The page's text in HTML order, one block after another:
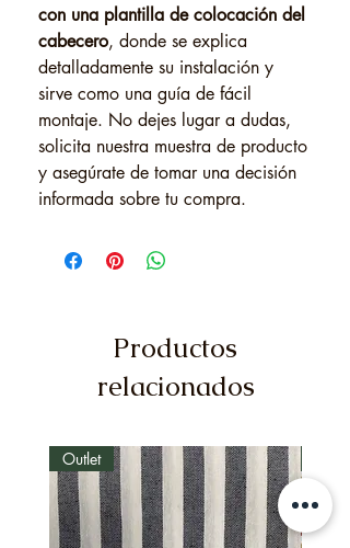
con una plantilla de colocación del
cabecero, donde se explica
detalladamente su instalación y
sirve como una guía de fácil
montaje. No dejes lugar a dudas,
solicita nuestra muestra de producto
y asegúrate de tomar una decisión
informada sobre tu compra.
Productos
relacionados
Outlet